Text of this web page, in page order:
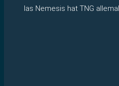
las Nemesis hat TNG